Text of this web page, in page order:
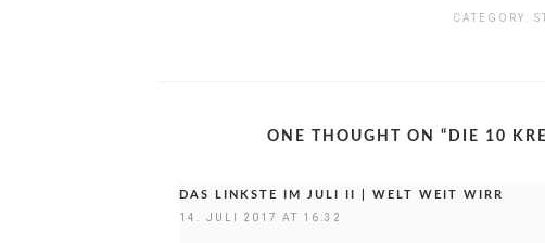
CATEGORY:
ONE THOUGHT ON “ DIE 10
DAS LINKSTE IM JULI II | WELT WEIT WIRR
14. JULI 2017 AT 16:32